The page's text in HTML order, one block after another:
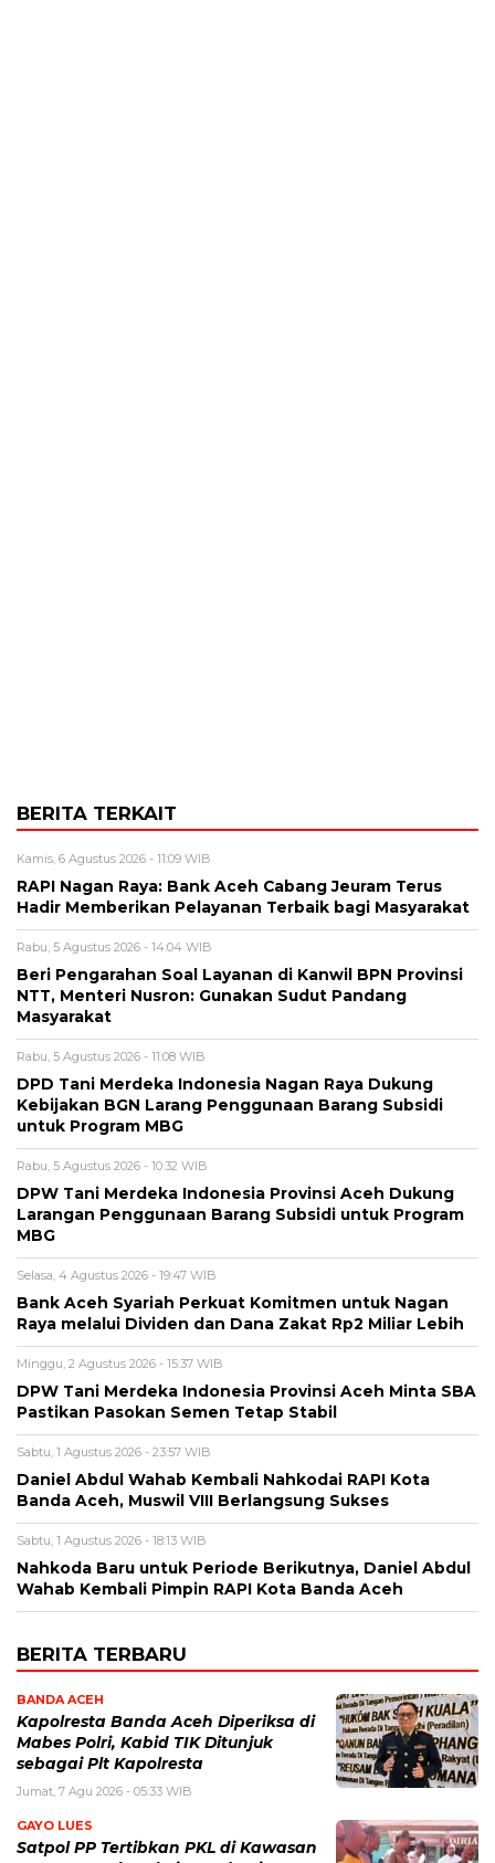
BERITA TERKAIT
Kamis, 6 Agustus 2026 - 11:09 WIB
RAPI Nagan Raya: Bank Aceh Cabang Jeuram Terus
Hadir Memberikan Pelayanan Terbaik bagi Masyarakat
Rabu, 5 Agustus 2026 - 14:04 WIB
Beri Pengarahan Soal Layanan di Kanwil BPN Provinsi
NTT, Menteri Nusron: Gunakan Sudut Pandang
Masyarakat
Rabu, 5 Agustus 2026 - 11:08 WIB
DPD Tani Merdeka Indonesia Nagan Raya Dukung
Kebijakan BGN Larang Penggunaan Barang Subsidi
untuk Program MBG
Rabu, 5 Agustus 2026 - 10:32 WIB
DPW Tani Merdeka Indonesia Provinsi Aceh Dukung
Larangan Penggunaan Barang Subsidi untuk Program
MBG
Selasa, 4 Agustus 2026 - 19:47 WIB
Bank Aceh Syariah Perkuat Komitmen untuk Nagan
Raya melalui Dividen dan Dana Zakat Rp2 Miliar Lebih
Minggu, 2 Agustus 2026 - 15:37 WIB
DPW Tani Merdeka Indonesia Provinsi Aceh Minta SBA
Pastikan Pasokan Semen Tetap Stabil
Sabtu, 1 Agustus 2026 - 23:57 WIB
Daniel Abdul Wahab Kembali Nahkodai RAPI Kota
Banda Aceh, Muswil VIII Berlangsung Sukses
Sabtu, 1 Agustus 2026 - 18:13 WIB
Nahkoda Baru untuk Periode Berikutnya, Daniel Abdul
Wahab Kembali Pimpin RAPI Kota Banda Aceh
BERITA TERBARU
BANDA ACEH
Kapolresta Banda Aceh Diperiksa di
Mabes Polri, Kabid TIK Ditunjuk
sebagai Plt Kapolresta
Jumat, 7 Agu 2026 - 05:33 WIB
GAYO LUES
Satpol PP Tertibkan PKL di Kawasan